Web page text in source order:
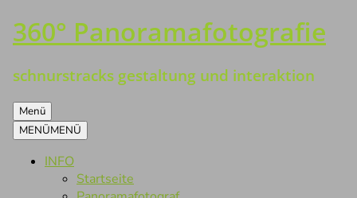
Zum
Inhalt
360° Panoramafotografie
schnurstracks gestaltung und interaktion
Menü
MENÜMENÜ
INFO
Startseite